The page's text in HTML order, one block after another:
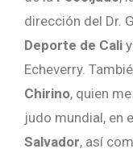
dirección del Dr.
Deporte de Cali
Echeverry.
Chirino, quien
judo mundial, en
Salvador, así